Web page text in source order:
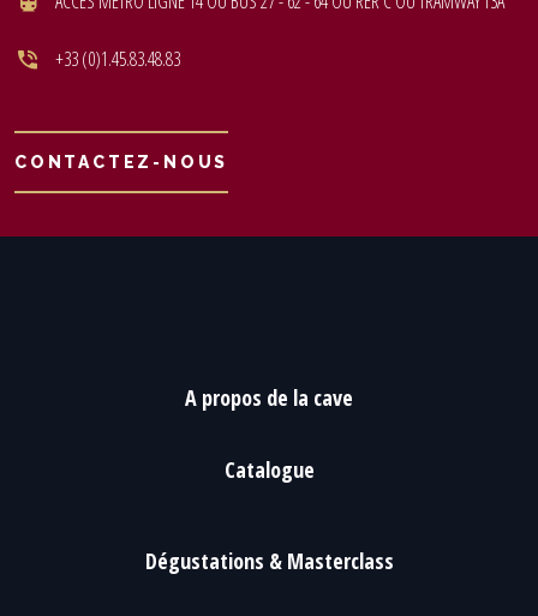
+33 (0)1.45.83.48.83
CONTACTEZ-NOUS
A propos de la cave
Catalogue
Dégustations & Masterclass